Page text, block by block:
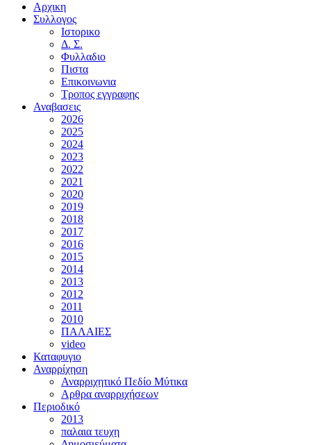
Αρχικη
Συλλογος
Ιστορικο
Δ. Σ.
Φυλλαδιο
Πιστα
Επικοινωνια
Τροπος εγγραφης
Αναβασεις
2026
2025
2024
2023
2022
2021
2020
2019
2018
2017
2016
2015
2014
2013
2012
2011
2010
ΠΑΛΑΙΕΣ
video
Καταφυγιο
Αναρρίχηση
Αναρριχητικό Πεδίο Μύτικα
Αρθρα αναρριχήσεων
Περιοδικό
2013
παλαια τευχη